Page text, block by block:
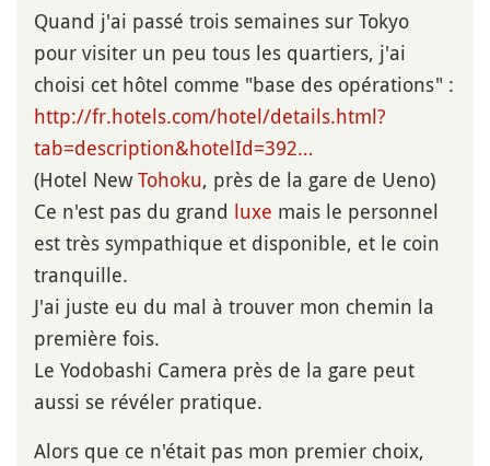
Quand j'ai passé trois semaines sur Tokyo
pour visiter un peu tous les quartiers, j'ai
choisi cet hôtel comme "base des opérations" :
http://fr.hotels.com/hotel/details.html?
tab=description&hotelId=392…
(Hotel NewTohoku, près de la gare de Ueno)
Ce n'est pas du grand luxe mais le personnel
est très sympathique et disponible, et le coin
tranquille.
J'ai juste eu du mal à trouver mon chemin la
première fois.
Le Yodobashi Camera près de la gare peut
aussi se révéler pratique.
Alors que ce n'était pas mon premier choix,